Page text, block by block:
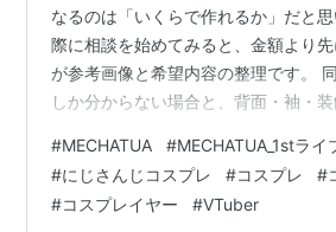
なるのは「いくらで作れるか」だと
際に相談を始めてみると、金額より
が参考画像と希望内容の整理です。
しか分からない場合と、背面・袖・
ます。 今回は、MECHATU-A 1st LIVE
スプレ衣装を例に、オーダーメイド相
おきたい情報を整理します。 対象と
#MECHATUA #MECHATUA_1stライ
#にじさんじコスプレ #コスプレ #
#コスプレイヤー #VTuber